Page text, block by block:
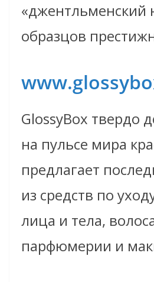
«джентльменский
образцов
GlossyBox твердо
на пульсе мира
предлагает
из средств по
лица и тела,
парфюмерии и